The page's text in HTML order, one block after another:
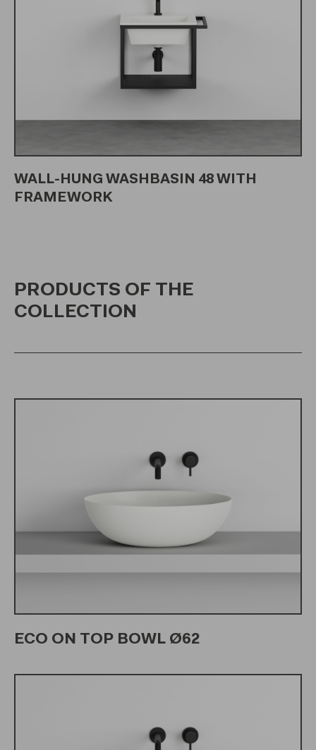
WALL-HUNG WASHBASIN 48 WITH
FRAMEWORK
PRODUCTS OF THE
COLLECTION
ECO ON TOP BOWL Ø62